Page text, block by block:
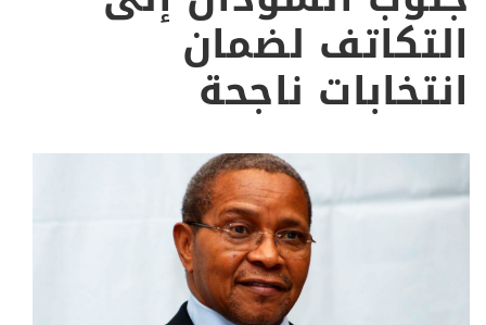
التكاتف لضمان
انتخابات ناجحة